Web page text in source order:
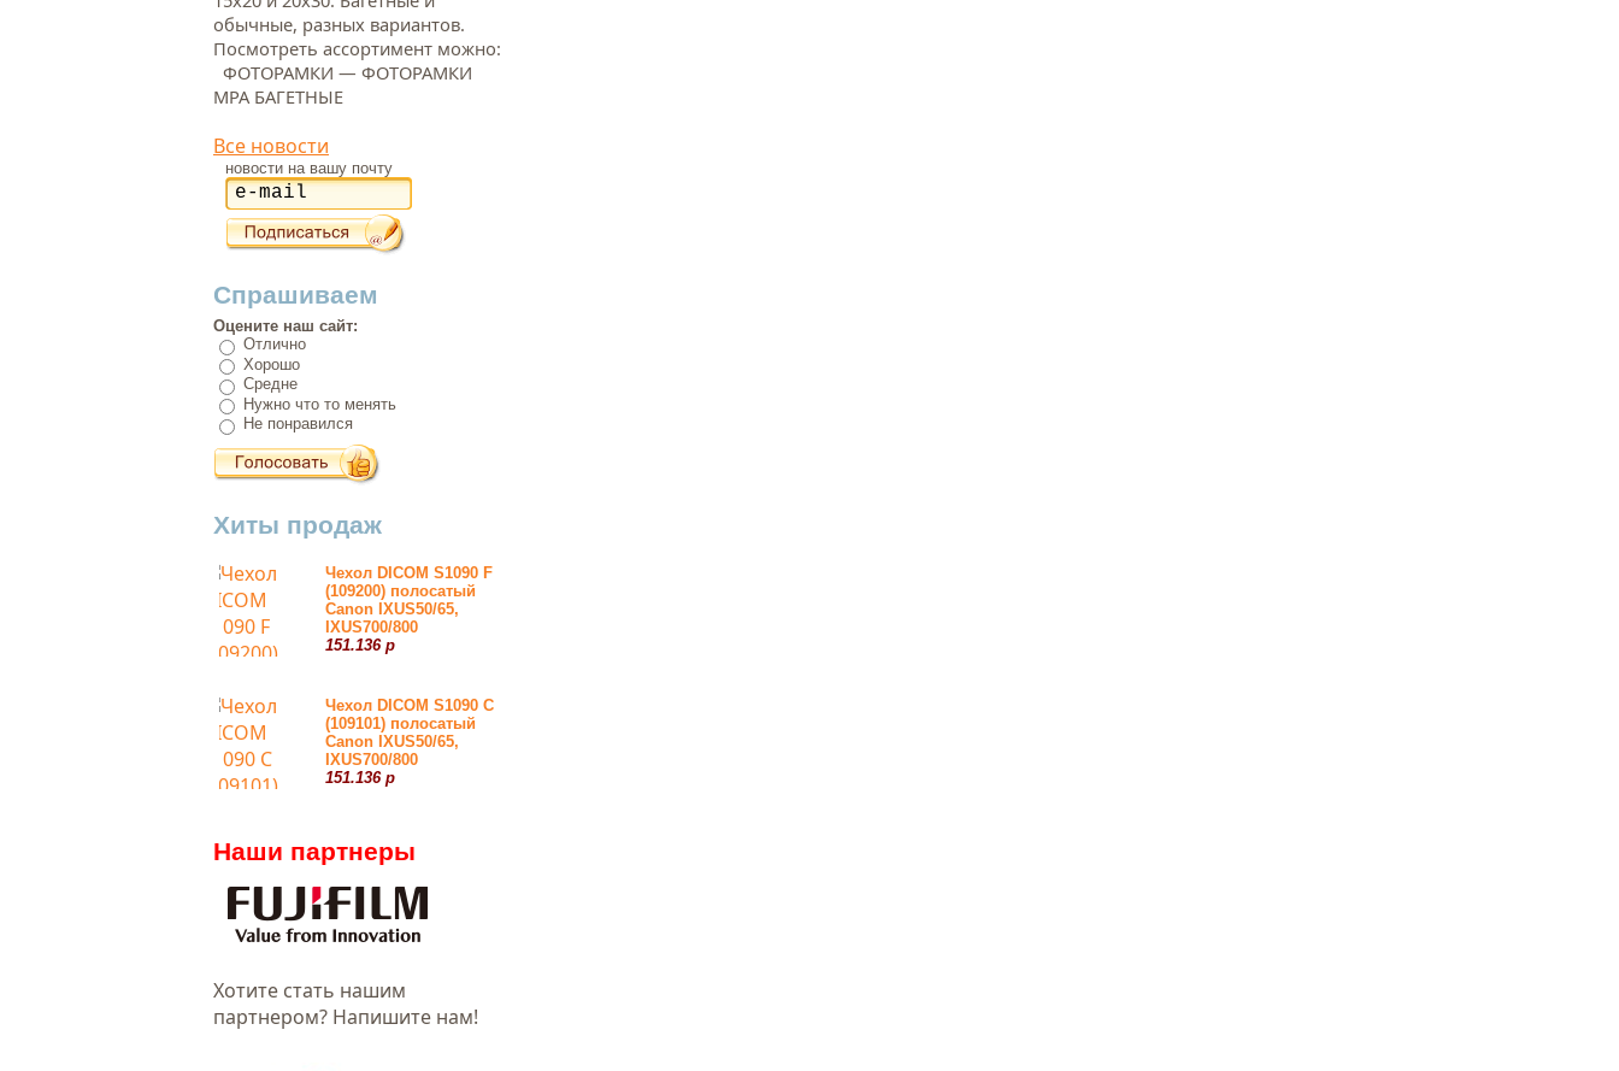
обычные, разных вариантов.
Посмотреть ассортимент можно:
ФОТОРАМКИ — ФОТОРАМКИ
МРА БАГЕТНЫЕ
Все новости
новости на вашу почту
Спрашиваем
Оцените наш сайт:
Отлично
Хорошо
Средне
Нужно что то менять
Не понравился
Хиты продаж
Чехол DICOM S1090 F
(109200) полосатый
Canon IXUS50/65,
IXUS700/800
151.136 р
Чехол DICOM S1090 С
(109101) полосатый
Canon IXUS50/65,
IXUS700/800
151.136 р
Наши партнеры
Хотитe стать нашим
партнером? Напишите нам!